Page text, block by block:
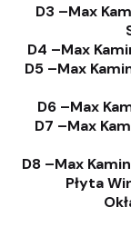
D3 –Max
D4 –Max
D5 –Max
D6 –Max
D7 –Max
D8 –Max
Płyta